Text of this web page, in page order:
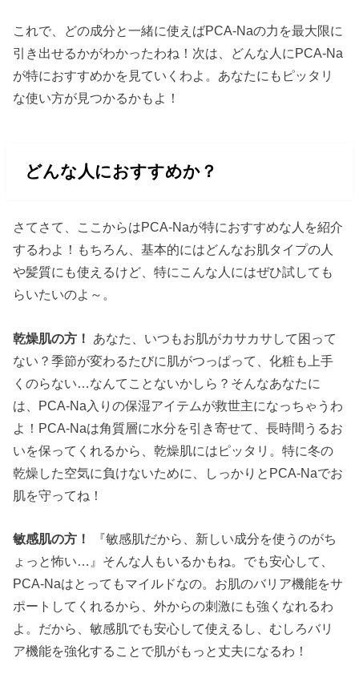
これで、どの成分と一緒に使えばPCA-Naの力を最大限に
引き出せるかがわかったわね！次は、どんな人にPCA-Na
が特におすすめかを見ていくわよ。あなたにもピッタリ
な使い方が見つかるかもよ！
どんな人におすすめか？
さてさて、ここからはPCA-Naが特におすすめな人を紹介
するわよ！もちろん、基本的にはどんなお肌タイプの人
や髪質にも使えるけど、特にこんな人にはぜひ試しても
らいたいのよ～。
乾燥肌の方！
あなた、いつもお肌がカサカサして困って
ない？季節が変わるたびに肌がつっぱって、化粧も上手
くのらない…なんてことないかしら？そんなあなたに
は、PCA-Na入りの保湿アイテムが救世主になっちゃうわ
よ！PCA-Naは角質層に水分を引き寄せて、長時間うるお
いを保ってくれるから、乾燥肌にはピッタリ。特に冬の
乾燥した空気に負けないために、しっかりとPCA-Naでお
肌を守ってね！
敏感肌の方！
『敏感肌だから、新しい成分を使うのがち
ょっと怖い…』そんな人もいるかもね。でも安心して、
PCA-Naはとってもマイルドなの。お肌のバリア機能をサ
ポートしてくれるから、外からの刺激にも強くなれるわ
よ。だから、敏感肌でも安心して使えるし、むしろバリ
ア機能を強化することで肌がもっと丈夫になるわ！